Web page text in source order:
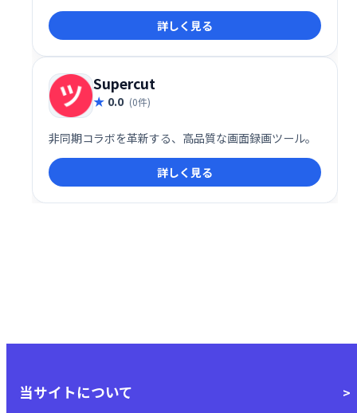
の公開やGoogleドライブでの共有、MP3/MP4へのエ
クスポートも可能です。学校、カスタマーサポート、
営業チームなど、幅広い用途でご利用いただけます。
詳しく見る
Supercut
0.0 (0件)
非同期コラボを革新する、高品質な画面録画ツール。
詳しく見る
当サイトについて